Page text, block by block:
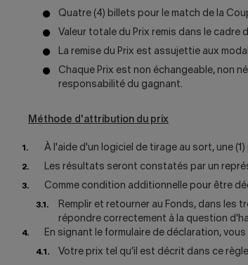
Quatre (4) billets pour le match de la
Valeur totale du Prix remis dans le cadre
La remise du Prix est assujettie aux
Chaque Prix est non échangeable, non
responsabilité du gagnant.
Méthode d'attribution du prix
À l'aide d'un logiciel de tirage au sort, une
Les résultats seront constatés par un
Comme condition additionnelle pour être
Remplir et retourner au Fonds, dans les
répondre correctement à la question
En signant le formulaire de déclaration,
Votre prix tel qu’il est décrit dans ce